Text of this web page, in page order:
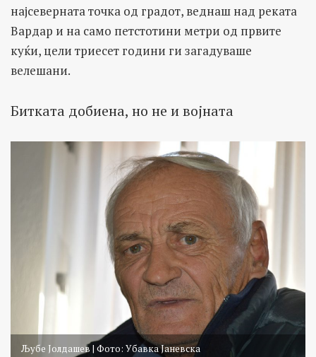
најсеверната точка од градот, веднаш над реката
Вардар и на само петстотини метри од првите
куќи, цели триесет години ги загадуваше
велешани.
Битката добиена, но не и војната
Љубе Јолдашев | Фото: Убавка Јаневска